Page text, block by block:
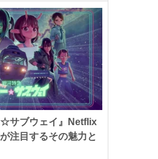
サブウェイ』Netflix
注目するその魅力と